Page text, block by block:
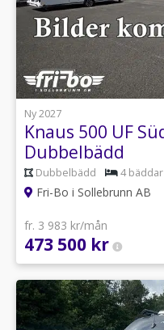
Ny 2027
Knaus 500 UF
Dubbelbädd
Dubbelbädd 4 bäddar
Fri-Bo i Sollebrunn AB
fr. 3 983 kr/mån
473 500 kr